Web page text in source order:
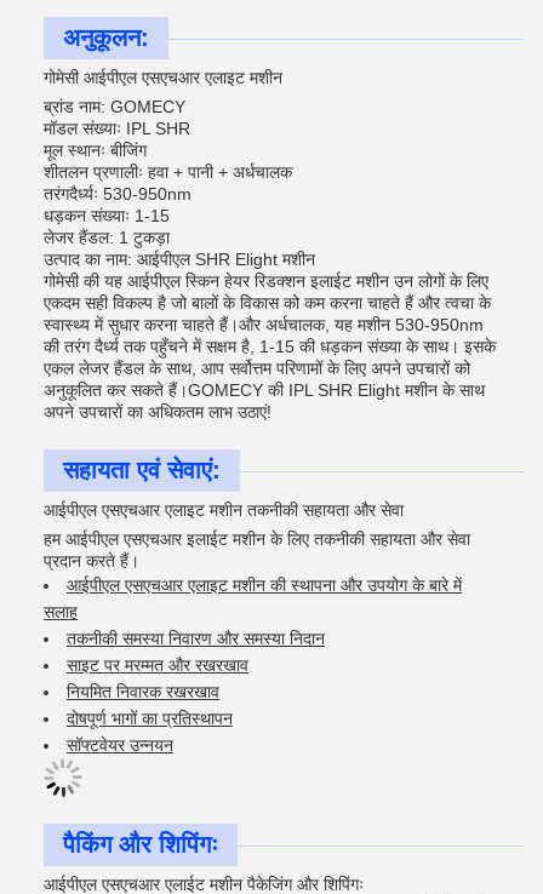
अनुकूलन:
गोमेसी आईपीएल एसएचआर एलाइट मशीन
ब्रांड नाम: GOMECY
मॉडल संख्याः IPL SHR
मूल स्थानः बीजिंग
शीतलन प्रणालीः हवा + पानी + अर्धचालक
तरंगदैर्ध्यः 530-950nm
धड़कन संख्याः 1-15
लेजर हैंडल: 1 टुकड़ा
उत्पाद का नाम: आईपीएल SHR Elight मशीन
गोमेसी की यह आईपीएल स्किन हेयर रिडक्शन इलाईट मशीन उन लोगों के लिए
एकदम सही विकल्प है जो बालों के विकास को कम करना चाहते हैं और त्वचा के
स्वास्थ्य में सुधार करना चाहते हैं।और अर्धचालक, यह मशीन 530-950nm
की तरंग दैर्ध्य तक पहुँचने में सक्षम है, 1-15 की धड़कन संख्या के साथ। इसके
एकल लेजर हैंडल के साथ, आप सर्वोत्तम परिणामों के लिए अपने उपचारों को
अनुकूलित कर सकते हैं।GOMECY की IPL SHR Elight मशीन के साथ
अपने उपचारों का अधिकतम लाभ उठाएं!
सहायता एवं सेवाएं:
आईपीएल एसएचआर एलाइट मशीन तकनीकी सहायता और सेवा
हम आईपीएल एसएचआर इलाईट मशीन के लिए तकनीकी सहायता और सेवा
प्रदान करते हैं।
आईपीएल एसएचआर एलाइट मशीन की स्थापना और उपयोग के बारे में
सलाह
तकनीकी समस्या निवारण और समस्या निदान
साइट पर मरम्मत और रखरखाव
नियमित निवारक रखरखाव
दोषपूर्ण भागों का प्रतिस्थापन
सॉफ्टवेयर उन्नयन
पैकिंग और शिपिंगः
आईपीएल एसएचआर एलाईट मशीन पैकेजिंग और शिपिंगः